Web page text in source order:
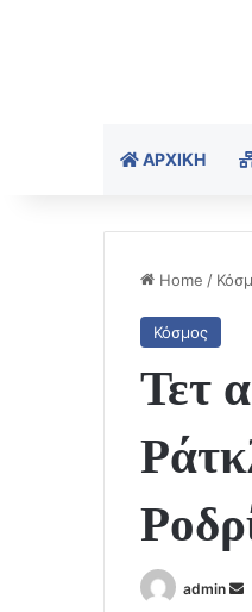
ΑΡΧΙΚΉ
Home /
Κόσμος
Τετ
admin